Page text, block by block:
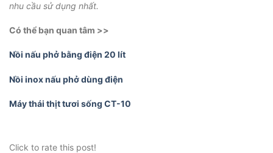
nhu cầu sử dụng nhất.
Có thể bạn quan tâm >>
Nồi nấu phở bằng điện 20 lít
Nồi inox nấu phở dùng điện
Máy thái thịt tươi sống CT-10
Click to rate this post!